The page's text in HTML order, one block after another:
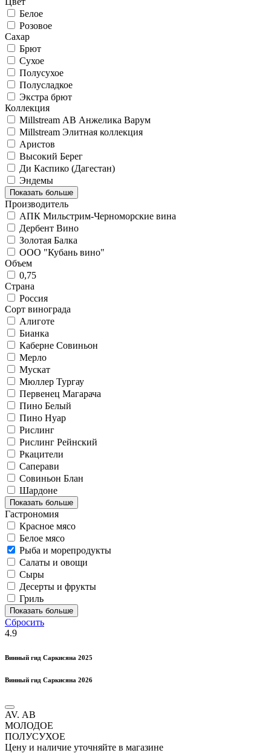
Белое
Розовое
Сахар
Брют
Сухое
Полусухое
Полусладкое
Экстра брют
Коллекция
Millstream АВ Анжелика Варум
Millstream Элитная коллекция
Аристов
Высокий Берег
Ди Каспико (Дагестан)
Эндемы
Показать больше
Производитель
АПК Мильстрим-Черноморские вина
Дербент Вино
Золотая Балка
ООО "Кубань вино"
Объем
0,75
Страна
Россия
Сорт винограда
Алиготе
Бианка
Каберне Совиньон
Мерло
Мускат
Мюллер Тургау
Первенец Магарача
Пино Белый
Пино Нуар
Рислинг
Рислинг Рейнский
Ркацители
Саперави
Совиньон Блан
Шардоне
Показать больше
Гастрономия
Красное мясо
Белое мясо
Рыба и морепродукты
Салаты и овощи
Сыры
Десерты и фрукты
Гриль
Показать больше
Сбросить
4.9
Винный гид Саркисяна 2025
Винный гид Саркисяна 2026
AV. АВ
МОЛОДОЕ
ПОЛУСУХОЕ
Цену и наличие уточняйте в магазине